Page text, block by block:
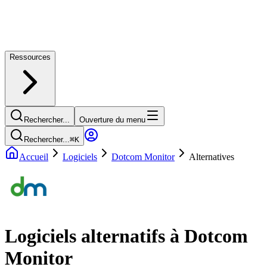
Ressources
Rechercher... Ouverture du menu
Rechercher...⌘K
Accueil Logiciels Dotcom Monitor Alternatives
Logiciels alternatifs à Dotcom
Monitor